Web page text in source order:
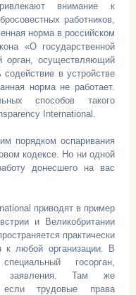
внимание к
работников,
норма в российском
«О государственной
орган, осуществляющий
в устройстве
норма не работает.
способов такого
International.
порядком оспаривания
кодексе. Но ни одной
донесшего на вас
приводят в пример
и Великобритании
практически
к любой организации. В
госорган,
заявления. Там же
если трудовые права